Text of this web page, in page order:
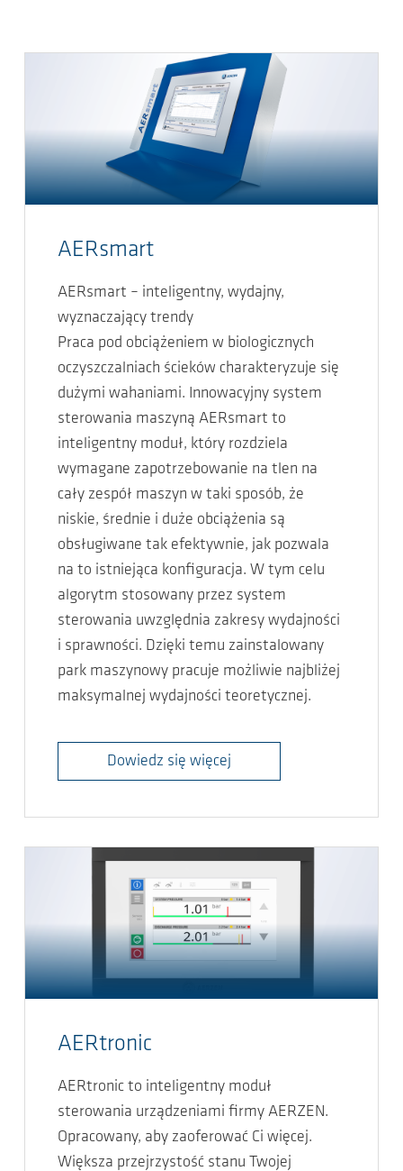
AERsmart
AERsmart – inteligentny, wydajny,
wyznaczający trendy
Praca pod obciążeniem w biologicznych
oczyszczalniach ścieków charakteryzuje się
dużymi wahaniami. Innowacyjny system
sterowania maszyną AERsmart to
inteligentny moduł, który rozdziela
wymagane zapotrzebowanie na tlen na
cały zespół maszyn w taki sposób, że
niskie, średnie i duże obciążenia są
obsługiwane tak efektywnie, jak pozwala
na to istniejąca konfiguracja. W tym celu
algorytm stosowany przez system
sterowania uwzględnia zakresy wydajności
i sprawności. Dzięki temu zainstalowany
park maszynowy pracuje możliwie najbliżej
maksymalnej wydajności teoretycznej.
Dowiedz się więcej
AERtronic
AERtronic to inteligentny moduł
sterowania urządzeniami firmy AERZEN.
Opracowany, aby zaoferować Ci więcej.
Większa przejrzystość stanu Twojej